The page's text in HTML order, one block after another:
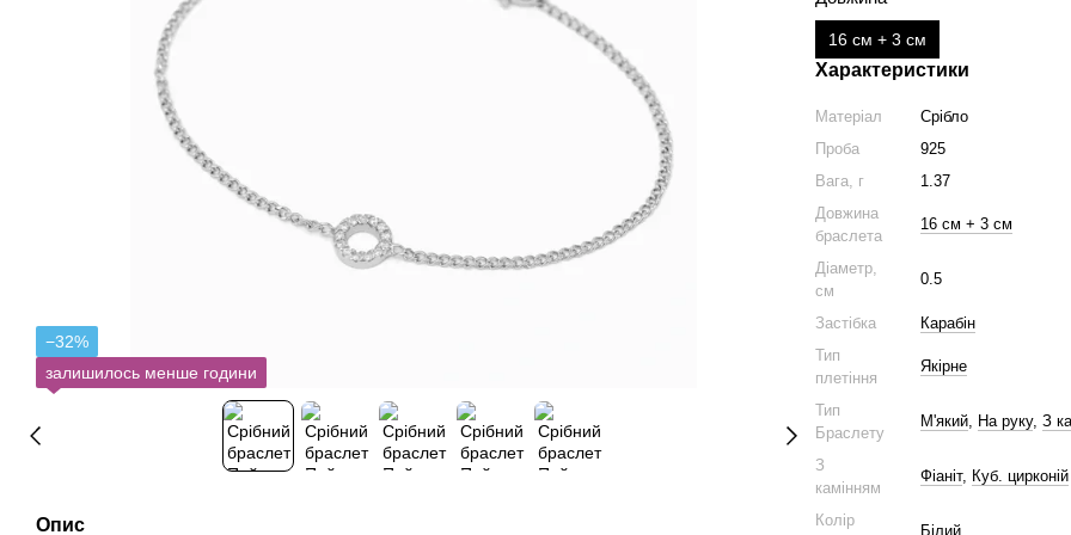
−32%
залишилось менше години
Опис
16 см + 3 см
Характеристики
Матеріал
Срібло
Проба
925
Вага, г
1.37
Довжина
браслета
16 см + 3 см
Діаметр,
см
0.5
Застібка
Карабін
Тип
плетіння
Якірне
Тип
Браслету
М'який, На руку, З
З
камінням
Фіаніт, Куб. цирконій
Колір
Білий